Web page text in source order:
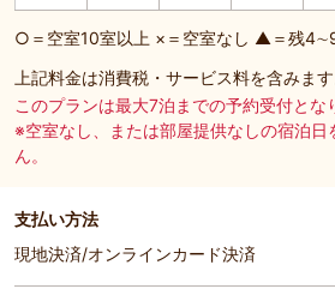
○＝空室10室以上 ×＝空室なし ▲＝残
上記料金は消費税・サービス料を含みます
このプランは最大7泊までの予約受付とな
※空室なし、または部屋提供なしの宿泊日
ん。
支払い方法
現地決済/オンラインカード決済